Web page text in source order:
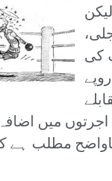
کی
اجرتوں میں
مطلب ہے